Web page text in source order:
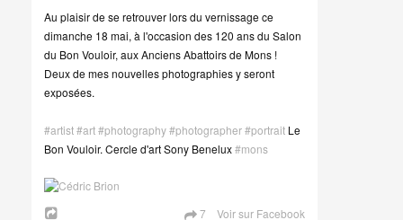
Au plaisir de se retrouver lors du vernissage ce
dimanche 18 mai, à l'occasion des 120 ans du Salon
du Bon Vouloir, aux Anciens Abattoirs de Mons !
Deux de mes nouvelles photographies y seront
exposées.
#artist#art#photography#photographer#portrait Le
Bon Vouloir. Cercle d'art Sony Benelux#mons
7 Voir sur Facebook